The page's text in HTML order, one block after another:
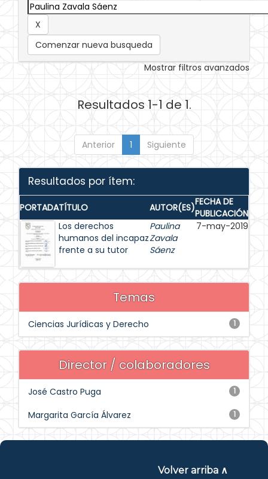
Comenzar nueva busqueda
Mostrar filtros avanzados
Resultados 1-1 de 1.
Anterior 1 Siguiente
Resultados por ítem:
PORTADATÍTULO AUTOR(ES)FECHA DE
PUBLICACIÓN
Los derechos
humanos del incapaz
frente a su tutor
Paulina
Zavala
Sáenz
7-may-2019
Temas
1
Ciencias Jurídicas y Derecho
Director / colaboradores
1
José Castro Puga
1
Margarita García Álvarez
Volver arriba ∧